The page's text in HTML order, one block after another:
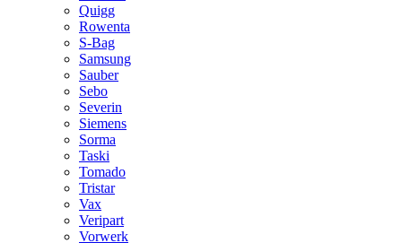
Quigg
Rowenta
S-Bag
Samsung
Sauber
Sebo
Severin
Siemens
Sorma
Taski
Tomado
Tristar
Vax
Veripart
Vorwerk